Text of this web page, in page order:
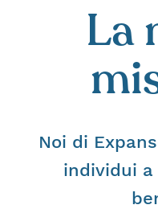
La
Noi di
individui